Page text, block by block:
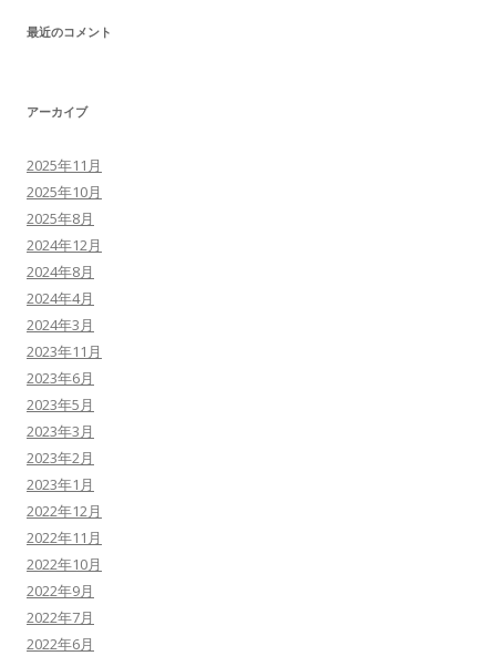
最近のコメント
アーカイブ
2025年11月
2025年10月
2025年8月
2024年12月
2024年8月
2024年4月
2024年3月
2023年11月
2023年6月
2023年5月
2023年3月
2023年2月
2023年1月
2022年12月
2022年11月
2022年10月
2022年9月
2022年7月
2022年6月